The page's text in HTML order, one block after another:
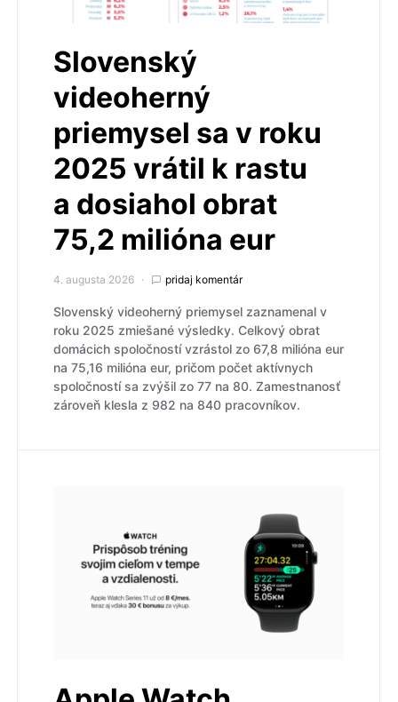
Slovenský
videoherný
priemysel sa v roku
2025 vrátil k rastu
a dosiahol obrat
75,2 milióna eur
4. augusta 2026 pridaj komentár
Slovenský videoherný priemysel zaznamenal v
roku 2025 zmiešané výsledky. Celkový obrat
domácich spoločností vzrástol zo 67,8 milióna eur
na 75,16 milióna eur, pričom počet aktívnych
spoločností sa zvýšil zo 77 na 80. Zamestnanosť
zároveň klesla z 982 na 840 pracovníkov.